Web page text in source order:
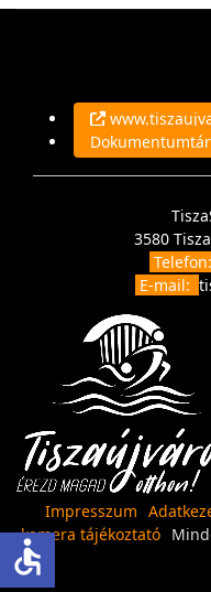
Dokumentumtár
3580
Telefon:
E-mail:
Impresszum
kamera tájékoztató
accessible